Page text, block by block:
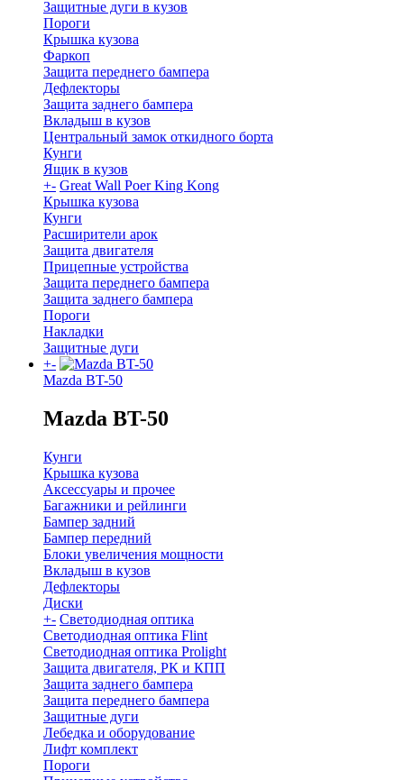
Защитные дуги в кузов
Пороги
Крышка кузова
Фаркоп
Защита переднего бампера
Дефлекторы
Защита заднего бампера
Вкладыш в кузов
Центральный замок откидного борта
Кунги
Ящик в кузов
+- Great Wall Poer King Kong
Крышка кузова
Кунги
Расширители арок
Защита двигателя
Прицепные устройства
Защита переднего бампера
Защита заднего бампера
Пороги
Накладки
Защитные дуги
+-
Mazda BT-50
Mazda BT-50
Кунги
Крышка кузова
Аксессуары и прочее
Багажники и рейлинги
Бампер задний
Бампер передний
Блоки увеличения мощности
Вкладыш в кузов
Дефлекторы
Диски
+- Светодиодная оптика
Светодиодная оптика Flint
Светодиодная оптика Prolight
Защита двигателя, РК и КПП
Защита заднего бампера
Защита переднего бампера
Защитные дуги
Лебедка и оборудование
Лифт комплект
Пороги